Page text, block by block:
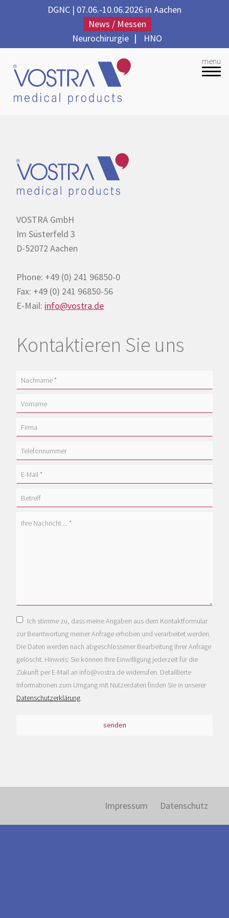
DGNC | 07.06.-10.06.2026 in Aachen
News / Messen
Neurochirurgie | HNO
menu
Unternehmen
Produkte
VOSTRA GmbH
Im Süsterfeld 3
D-52072 Aachen
Phone: +49 (0) 241 96850-0
Fax: +49 (0) 241 96850-56
E-Mail: info@vostra.de
Kontaktieren Sie uns
Ich stimme zu, dass meine Angaben aus dem Kontaktformular
zur Beantwortung meiner Anfrage erhoben und verarbeitet werden.
Die Daten werden nach abgeschlossener Bearbeitung Ihrer Anfrage
gelöscht. Hinweis: Sie können Ihre Einwilligung jederzeit für die
Zukunft per E-Mail an info@vostra.de widerrufen. Detaillierte
Informationen zum Umgang mit Nutzerdaten finden Sie in unserer
Datenschutzerklärung
senden
Impressum Datenschutz
CALL US
+49 241 96850-0
MESSAGE US
info@vostra.de